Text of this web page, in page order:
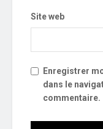
Site web
Enregistrer
dans le
commentaire.